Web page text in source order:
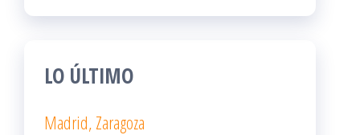
LO ÚLTIMO
Madrid, Zaragoza